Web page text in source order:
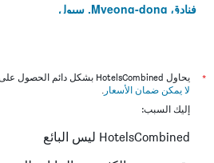
فنادق Myeong-dong, سيول
فنادق Bangi-dong, سيول
فنادق Gwangjin-gu, سيول
فنادق Gahoe-dong, سيول
*
يحاول HotelsCombined بشكل دائم الحصول على الأسعار الدقيقة، ولكن
لا يمكن ضمان الأسعار .
إليك السبب:
HotelsCombined ليس البائع